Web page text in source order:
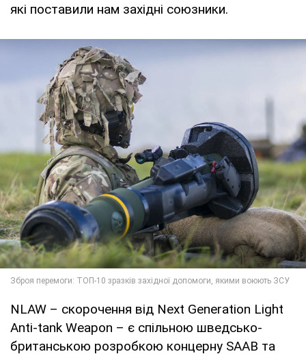
які поставили нам західні союзники.
NLAW – скорочення від Next Generation Light
Anti-tank Weapon – є спільною шведсько-
британською розробкою концерну SAAB та